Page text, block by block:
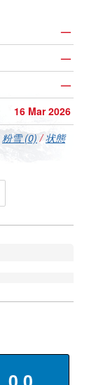
—
—
—
16 Mar 2026
粉雪 (0) /状態